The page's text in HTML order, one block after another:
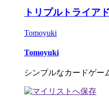
トリプルトライア
Tomoyuki
Tomoyuki
シンプルなカードゲー